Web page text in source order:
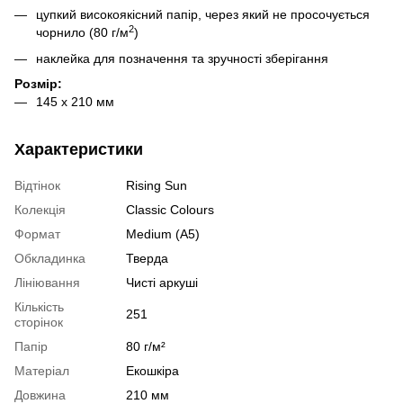
цупкий високоякісний папір, через який не просочується
чорнило (80 г/м2)
наклейка для позначення та зручності зберігання
Розмір:
145 х 210 мм
Характеристики
Відтінок
Rising Sun
Колекція
Classic Colours
Формат
Medium (A5)
Обкладинка
Тверда
Лініювання
Чисті аркуші
Кількість
сторінок
251
Папір
80 г/м²
Матеріал
Екошкіра
Довжина
210 мм